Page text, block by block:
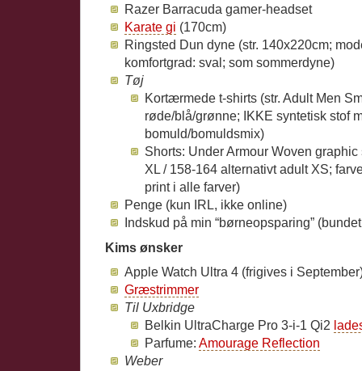
Razer Barracuda gamer-headset
Karate gi (170cm)
Ringsted Dun dyne (str. 140x220cm;
komfortgrad: sval; som sommerdyne)
Tøj
Kortærmede t-shirts (str. Adult Men
røde/blå/grønne; IKKE syntetisk stof
bomuld/bomuldsmix)
Shorts: Under Armour Woven graphic
XL / 158-164 alternativt adult XS;
print i alle farver)
Penge (kun IRL, ikke online)
Indskud på min “børneopsparing”
Kims ønsker
Apple Watch Ultra 4 (frigives i
Græstrimmer
Til Uxbridge
Belkin UltraCharge Pro 3-i-1 Qi2
Parfume: Amourage Reflection
Weber